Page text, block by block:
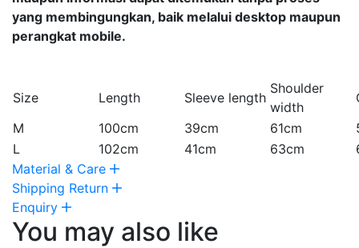
yang membingungkan, baik melalui desktop maupun
perangkat mobile.
Size Length Sleeve length
Shoulder
width
M
100cm 39cm 61cm
L
102cm 41cm 63cm
Material & Care
Shipping Return
Enquiry
You may also like